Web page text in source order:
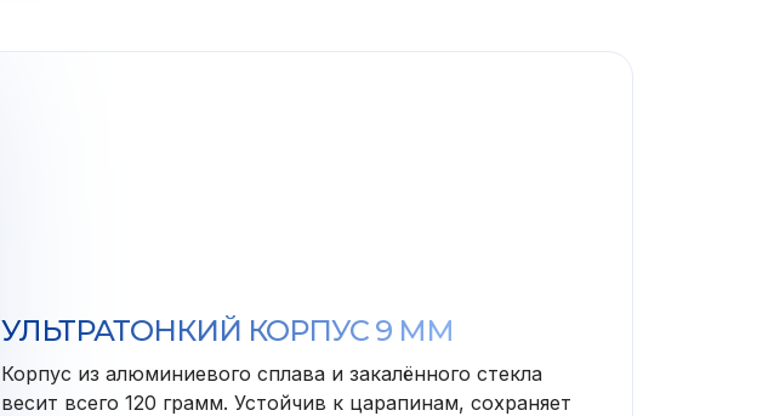
УЛЬТРАТОНКИЙ КОРПУС 9 ММ
Корпус из алюминиевого сплава и закалённого стекла
весит всего 120 грамм. Устойчив к царапинам, сохраняет